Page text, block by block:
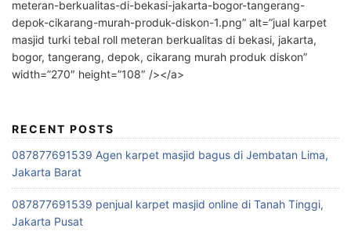
meteran-berkualitas-di-bekasi-jakarta-bogor-tangerang-
depok-cikarang-murah-produk-diskon-1.png” alt=”jual karpet
masjid turki tebal roll meteran berkualitas di bekasi, jakarta,
bogor, tangerang, depok, cikarang murah produk diskon”
width=”270″ height=”108″ /></a>
RECENT POSTS
087877691539 Agen karpet masjid bagus di Jembatan Lima,
Jakarta Barat
087877691539 penjual karpet masjid online di Tanah Tinggi,
Jakarta Pusat